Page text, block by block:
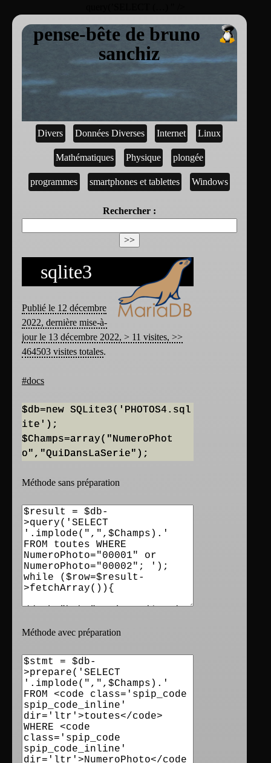
pense-bête de bruno
sanchiz
Divers Données Diverses Internet Linux
Mathématiques Physique plongée
programmes smartphones et tablettes Windows
Rechercher :
sqlite3
Publié le 12 décembre
2022, dernière mise-à-
jour le 13 décembre 2022, > 11 visites, >>
464503 visites totales.
#docs
$db=new SQLite3('PHOTOS4.sql
ite');
$Champs=array("NumeroPhot
o","QuiDansLaSerie");
Méthode sans préparation
Méthode avec préparation